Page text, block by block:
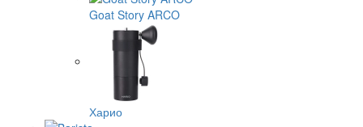
Goat Story ARCO
Харио